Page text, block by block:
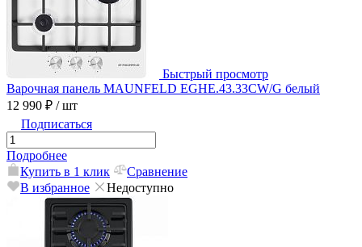
Быстрый просмотр
Варочная панель MAUNFELD EGHE.43.33CW/G белый
12 990 ₽ / шт
Подписаться
Подробнее
Купить в 1 клик
Сравнение
В избранное
Недоступно